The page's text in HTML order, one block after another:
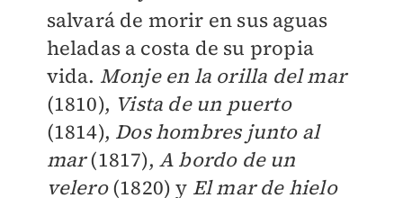
salvará de morir en sus aguas
heladas a costa de su propia
vida. Monje en la orilla del mar
(1810), Vista de un puerto
(1814), Dos hombres junto al
mar(1817), A bordo de un
velero(1820) y El mar de hielo